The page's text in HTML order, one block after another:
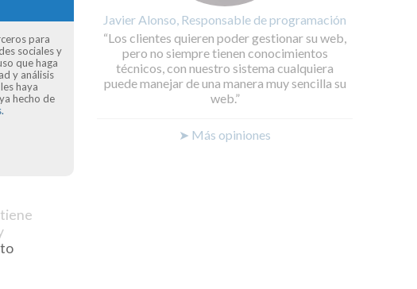
Javier Alonso, Responsable de programación
Los clientes quieren poder gestionar su web,
pero no siempre tienen conocimientos
técnicos, con nuestro sistema cualquiera
puede manejar de una manera muy sencilla su
web.
➤ Más opiniones
para
sociales y
que haga
y análisis
haya
hecho de